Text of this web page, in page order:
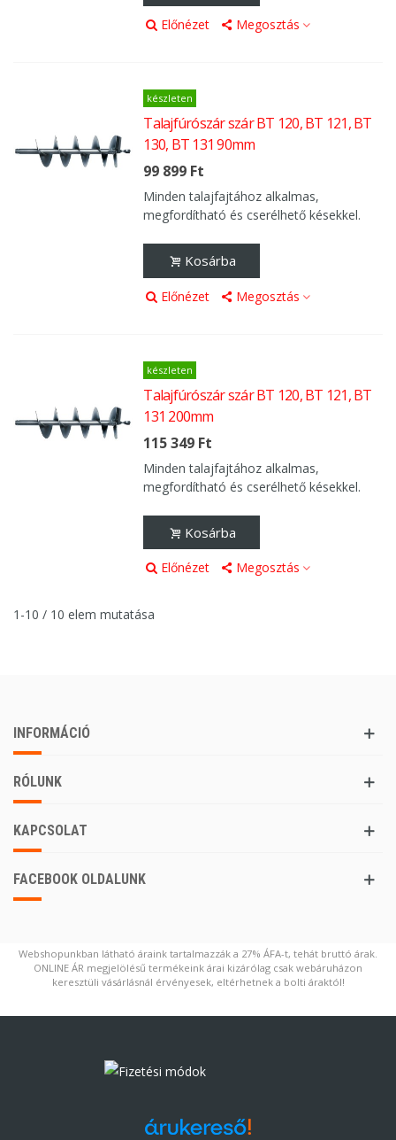
Előnézet Megosztás
készleten
Talajfúrószár szár BT 120, BT 121, BT
130, BT 131 90mm
99 899 Ft
Minden talajfajtához alkalmas,
megfordítható és cserélhető késekkel.
Kosárba
Előnézet Megosztás
készleten
Talajfúrószár szár BT 120, BT 121, BT
131 200mm
115 349 Ft
Minden talajfajtához alkalmas,
megfordítható és cserélhető késekkel.
Kosárba
Előnézet Megosztás
1-10 / 10 elem mutatása
INFORMÁCIÓ
RÓLUNK
KAPCSOLAT
FACEBOOK OLDALUNK
Webshopunkban látható áraink tartalmazzák a 27% ÁFA-t, tehát bruttó árak.
ONLINE ÁR megjelölésű termékeink árai kizárólag csak webáruházon
keresztüli vásárlásnál érvényesek, eltérhetnek a bolti áraktól!